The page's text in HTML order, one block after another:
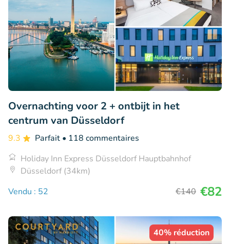
Overnachting voor 2 + ontbijt in het
centrum van Düsseldorf
9.3 Parfait • 118 commentaires
Holiday Inn Express Düsseldorf Hauptbahnhof
Düsseldorf (34km)
Vendu : 52
€140 €82
40% réduction